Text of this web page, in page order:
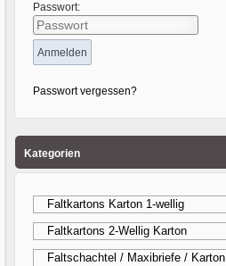
Passwort:
Passwort vergessen?
Kategorien
Faltkartons Karton 1-wellig
Faltkartons 2-Wellig Karton
Faltschachtel / Maxibriefe / Karton